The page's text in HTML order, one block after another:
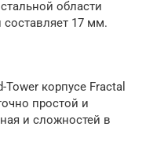
области
составляет 17 мм.
корпусе Fractal
простой и
и сложностей в